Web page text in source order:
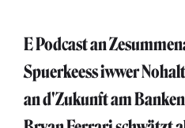
E Podcast an
Spuerkeess iwwer
an d'Zukunft am